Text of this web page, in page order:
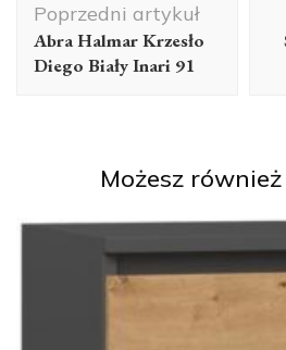
wpisu
Poprzedni artykuł
Abra Halmar Krzesło
Diego Biały Inari 91
Możesz